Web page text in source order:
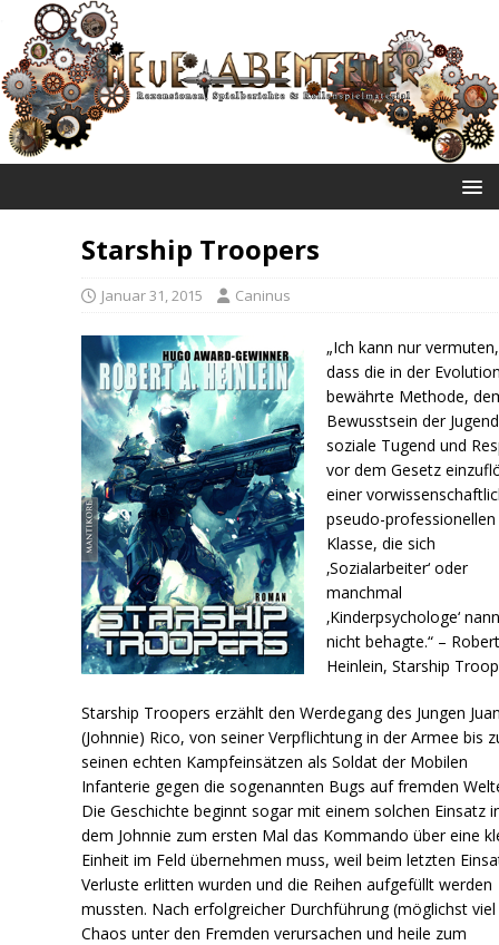
Starship Troopers
Januar 31, 2015 Caninus
„Ich kann nur vermuten,
dass die in der
bewährte Methode,
Bewusstsein der Jugend
soziale Tugend und
vor dem Gesetz
einer
pseudo-professionellen
Klasse, die sich
‚Sozialarbeiter‘ oder
manchmal
‚Kinderpsychologe‘
nicht behagte.“ –
Heinlein, Starship
Starship Troopers erzählt den Werdegang des Jungen
(Johnnie) Rico, von seiner Verpflichtung in der Armee bis
seinen echten Kampfeinsätzen als Soldat der Mobilen
Infanterie gegen die sogenannten Bugs auf fremden
Die Geschichte beginnt sogar mit einem solchen Einsatz
dem Johnnie zum ersten Mal das Kommando über eine
Einheit im Feld übernehmen muss, weil beim letzten
Verluste erlitten wurden und die Reihen aufgefüllt werden
mussten. Nach erfolgreicher Durchführung (möglichst viel
Chaos unter den Fremden verursachen und heile zum